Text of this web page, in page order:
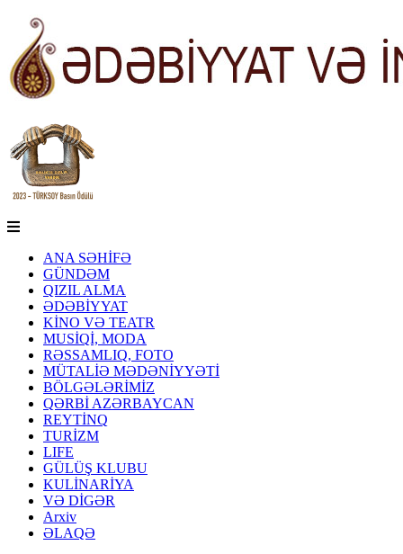
ANA SƏHİFƏ
GÜNDƏM
QIZIL ALMA
ƏDƏBİYYAT
KİNO VƏ TEATR
MUSİQİ, MODA
RƏSSAMLIQ, FOTO
MÜTALİƏ MƏDƏNİYYƏTİ
BÖLGƏLƏRİMİZ
QƏRBİ AZƏRBAYCAN
REYTİNQ
TURİZM
LIFE
GÜLÜŞ KLUBU
KULİNARİYA
VƏ DİGƏR
Arxiv
ƏLAQƏ